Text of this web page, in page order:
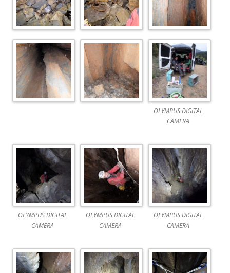
OLYMPUS DIGITAL
CAMERA
OLYMPUS DIGITAL
CAMERA
OLYMPUS DIGITAL
CAMERA
OLYMPUS DIGITAL
CAMERA